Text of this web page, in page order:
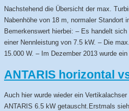
Nachstehend die Übersicht der max.
Nabenhöhe von 18 m, normaler Standort
Bemerkenswert hierbei: – Es handelt
einer Nennleistung von 7.5 kW. – Die
15.000 W. – Im Dezember 2013 wurde
ANTARIS horizontal
Auch hier wurde wieder ein
ANTARIS 6.5 kW getauscht.Erstmals